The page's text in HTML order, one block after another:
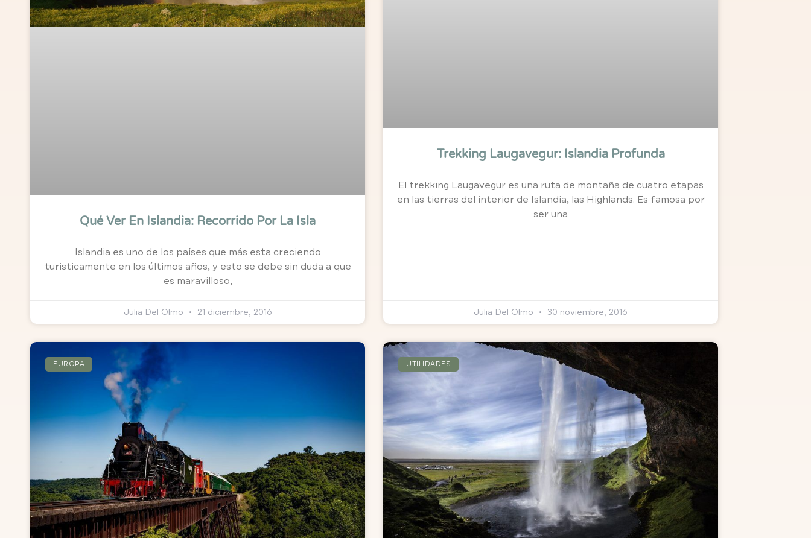
Qué Ver En Islandia: Recorrido Por La Isla
Islandia es uno de los países que más esta creciendo
turisticamente en los últimos años, y esto se debe sin duda a que
es maravilloso,
Julia Del Olmo 21 diciembre, 2016
Trekking Laugavegur: Islandia Profunda
El trekking Laugavegur es una ruta de montaña de cuatro etapas
en las tierras del interior de Islandia, las Highlands. Es famosa por
ser una
Julia Del Olmo 30 noviembre, 2016
EUROPA UTILIDADES